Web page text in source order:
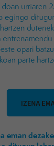
doan urriaren
egingo
opari
parte
IZENA
eman